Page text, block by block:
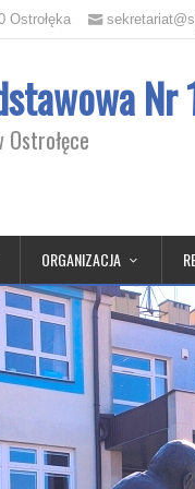
Ostrołęka
Nr
Ostrołęce
ORGANIZACJA